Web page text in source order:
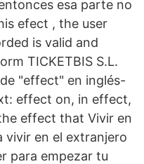
esa parte no
efect , the user
is valid and
TICKETBIS S.L.
"effect" en inglés-
effect on, in effect,
effect that Vivir en
vivir en el extranjero
para empezar tu